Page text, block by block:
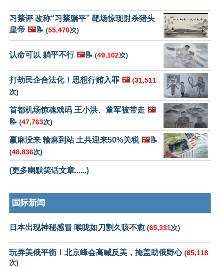
习禁评 改称“习禁躺平” 靶场惊现射杀猪头
皇帝 🖼️📝 (55,470次)
认命可以 躺平不行 🖼️📝 (49,102次)
打劫民企合法化！思想行贿入罪 🖼️ (31,511
次)
首都机场惊魂戏码 王小洪、董军被带走 🖼️
📝 (47,763次)
赢麻没来 输麻到站 土共迎来50%关税 🖼️📝
(48,836次)
(更多幽默笑话文章......)
国际新闻
日本出现神秘感冒 喉咙如刀割久咳不愈 (65,331次)
玩弄美俄平衡！北京峰会高喊反美，掩盖助俄野心(65,118
次)